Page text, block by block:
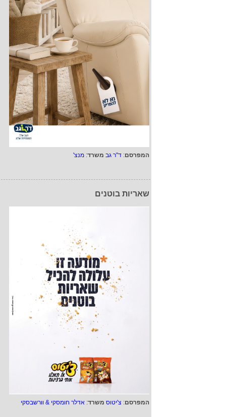
המפרסם: ד"ר גב משרד: מנצ'
שאריות בוטנים
המפרסם: צ'יטוס משרד: אדלר חומסקי & וורשבסקי